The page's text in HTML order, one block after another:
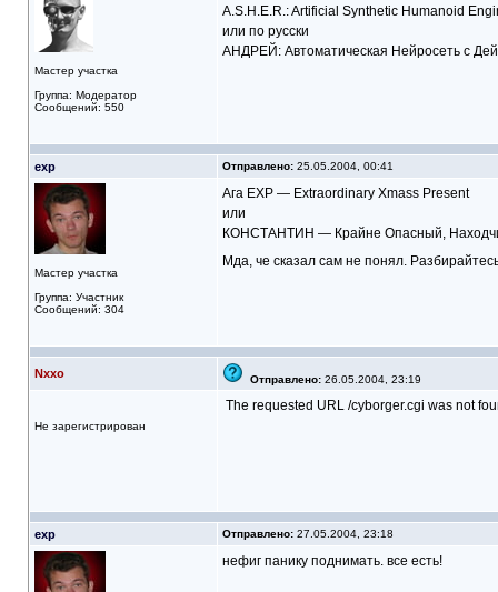
Мастер участка
Группа: Модератор
Сообщений: 550
A.S.H.E.R.: Artificial Synthetic Humanoid
или по русски
АНДРЕЙ: Автоматическая Нейросеть с
exp Отправлено:25.05.2004, 00:41
Мастер участка
Группа: Участник
Сообщений: 304
Ага EXP — Extraordinary Xmass Present
или
КОНСТАНТИН — Крайне Опасный,
Мда, че сказал сам не понял.
Nxxo Отправлено:26.05.2004, 23:19
Не зарегистрирован
The requested URL /cyborger.cgi was not
exp Отправлено:27.05.2004, 23:18
нефиг панику поднимать. все есть!